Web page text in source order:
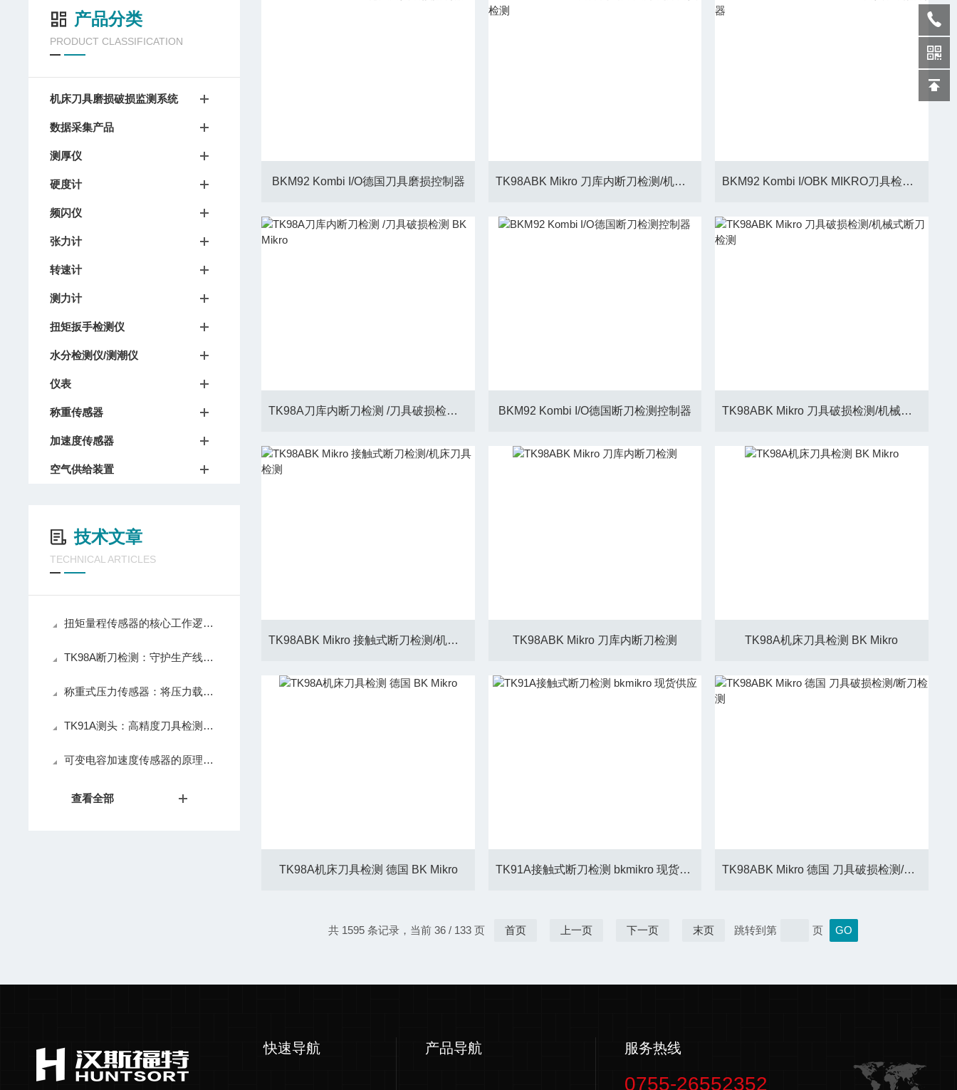
产品分类
PRODUCT CLASSIFICATION
机床刀具磨损破损监测系统
数据采集产品
测厚仪
硬度计
频闪仪
张力计
转速计
测力计
扭矩扳手检测仪
水分检测仪/测潮仪
仪表
称重传感器
加速度传感器
空气供给装置
技术文章
TECHNICAL ARTICLES
扭矩量程传感器的核心工作逻辑如下
TK98A断刀检测：守护生产线的隐形防线
称重式压力传感器：将压力载荷转化为可测电信号的测力装置
TK91A测头：高精度刀具检测的工业助手
可变电容加速度传感器的原理及核心结构组成
查看全部
BKM92 Kombi I/O德国刀具磨损控制器 TK98ABK Mikro 刀库内断刀检测/机床刀具检测 BKM92 Kombi I/OBK MIKRO刀具检测控制器
TK98A刀库内断刀检测 /刀具破损检测 BK Mikro BKM92 Kombi I/O德国断刀检测控制器 TK98ABK Mikro 刀具破损检测/机械式断刀检测
TK98ABK Mikro 接触式断刀检测/机床刀具检测 TK98ABK Mikro 刀库内断刀检测 TK98A机床刀具检测 BK Mikro
TK98A机床刀具检测 德国 BK Mikro TK91A接触式断刀检测 bkmikro 现货供应 TK98ABK Mikro 德国 刀具破损检测/断刀检测
共 1595 条记录，当前 36 / 133 页 首页 上一页 下一页 末页 跳转到第 页
快速导航 产品导航 服务热线
0755-26552352